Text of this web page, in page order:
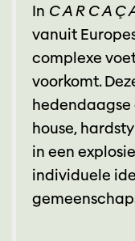
In C A R C A Ç
vanuit
complexe
voorkomt.
hedendaagse
house,
in een
individuele